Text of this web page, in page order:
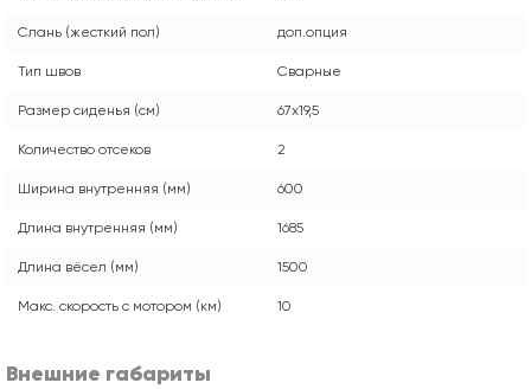
Слань (жесткий пол) доп.опция
Тип швов Сварные
Размер сиденья (см) 67x19,5
Количество отсеков 2
Ширина внутренняя (мм) 600
Длина внутренняя (мм) 1685
Длина вёсел (мм) 1500
Макс. скорость с мотором (км) 10
Внешние габариты